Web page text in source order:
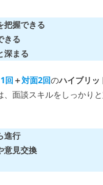
把握できる
きる
深まる
回 ＋対面2回のハイブリッ
、面談スキルをしっかり
進行
意見交換